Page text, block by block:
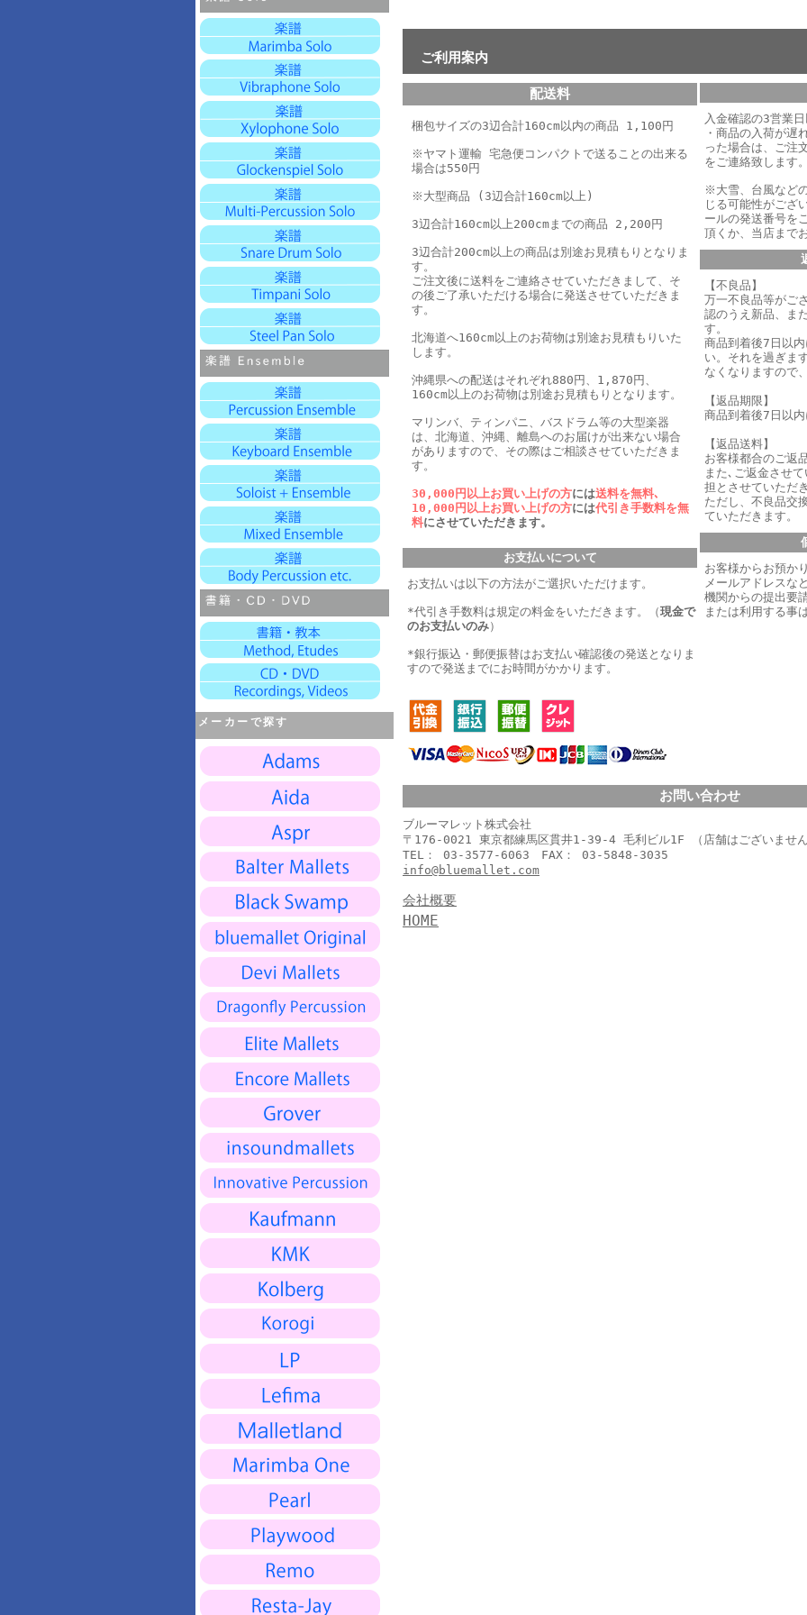
メーカーで探す
ご利用案内
配送料
梱包サイズの3辺合計160cm以内の商品 1,100円
※ヤマト運輸 宅急便コンパクトで送ることの出来る
場合は550円
※大型商品 (3辺合計160cm以上)
3辺合計160cm以上200cmまでの商品 2,200円
3辺合計200cm以上の商品は別途お見積もりとなりま
す。
ご注文後に送料をご連絡させていただきまして、そ
の後ご了承いただける場合に発送させていただきま
す。
北海道へ160cm以上のお荷物は別途お見積もりいた
します。
沖縄県への配送はそれぞれ880円、1,870円、
160cm以上のお荷物は別途お見積もりとなります。
マリンバ、ティンパニ、バスドラム等の大型楽器
は、北海道、沖縄、離島へのお届けが出来ない場合
がありますので、その際はご相談させていただきま
す。
30,000円以上お買い上げの方には送料を無料､
10,000円以上お買い上げの方には代引き手数料を無
料にさせていただきます。
お支払いについて
お支払いは以下の方法がご選択いただけます。
*代引き手数料は規定の料金をいただきます。 （現金で
のお支払いのみ）
*銀行振込・郵便振替はお支払い確認後の発送となりま
すので発送までにお時間がかかります。
入金確認の3営業
・商品の入荷が遅
った場合は、 ご注
をご連絡致します
※大雪、台風など
じる可能性がござ
ールの発送番号を
頂くか、当店まで
【不良品】
万一不良品等がご
認のうえ新品、ま
す。
商品到着後7日以
い。それを過ぎま
なくなりますので
【返品期限】
商品到着後7日以
【返品送料】
お客様都合のご返
また､ご返金させ
担とさせていただ
ただし、不良品交
ていただきます。
お客様からお預か
メールアドレスな
機関からの提出要
または利用する事
お問い合わせ
ブルーマレット株式会社
〒176-0021 東京都練馬区貫井1-39-4 毛利ビル1F （店舗はございませ
TEL： 03-3577-6063 FAX： 03-5848-3035
info@bluemallet.com
会社概要
HOME